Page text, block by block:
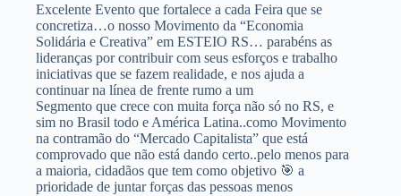
Excelente Evento que fortalece a cada Feira que se
concretiza…o nosso Movimento da “Economia
Solidária e Creativa” em ESTEIO RS… parabéns as
lideranças por contribuir com seus esforços e trabalho
iniciativas que se fazem realidade, e nos ajuda a
continuar na línea de frente rumo a um
Segmento que crece con muita força não só no RS, e
sim no Brasil todo e América Latina..como Movimento
na contramão do “Mercado Capitalista” que está
comprovado que não está dando certo..pelo menos para
a maioria, cidadãos que tem como objetivo 🎯 a
prioridade de juntar forças das pessoas menos